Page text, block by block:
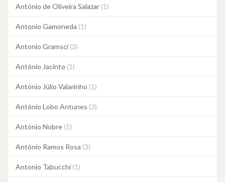
António de Oliveira Salazar (1)
Antonio Gamoneda (1)
Antonio Gramsci (2)
António Jacinto (1)
António Júlio Valarinho (1)
António Lobo Antunes (3)
António Nobre (1)
António Ramos Rosa (3)
Antonio Tabucchi (1)